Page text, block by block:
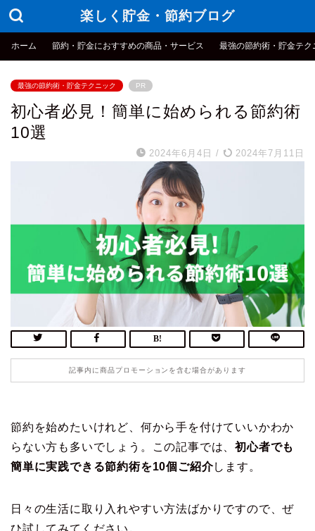
楽しく貯金・節約ブログ
ホーム 節約・貯金におすすめの商品・サービス 最強の節約術・貯金テク
最強の節約術・貯金テクニック PR
初心者必見！簡単に始められる節約術
10選
2024年6月4日 / 2024年7月11日
記事内に商品プロモーションを含む場合があります
節約を始めたいけれど、何から手を付けていいかわか
らない方も多いでしょう。この記事では、初心者でも
簡単に実践できる節約術を10個ご紹介します。
日々の生活に取り入れやすい方法ばかりですので、ぜ